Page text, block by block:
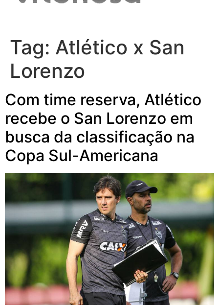
Tag: Atlético x San
Lorenzo
Com time reserva, Atlético
recebe o San Lorenzo em
busca da classificação na
Copa Sul-Americana